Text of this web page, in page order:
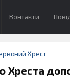
Контакти
Хрест
Хреста